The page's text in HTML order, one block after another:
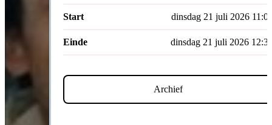
Start dinsdag 21 juli 2026
Einde dinsdag 21 juli 2026
Archief